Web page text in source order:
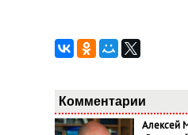
Комментарии
Алексей